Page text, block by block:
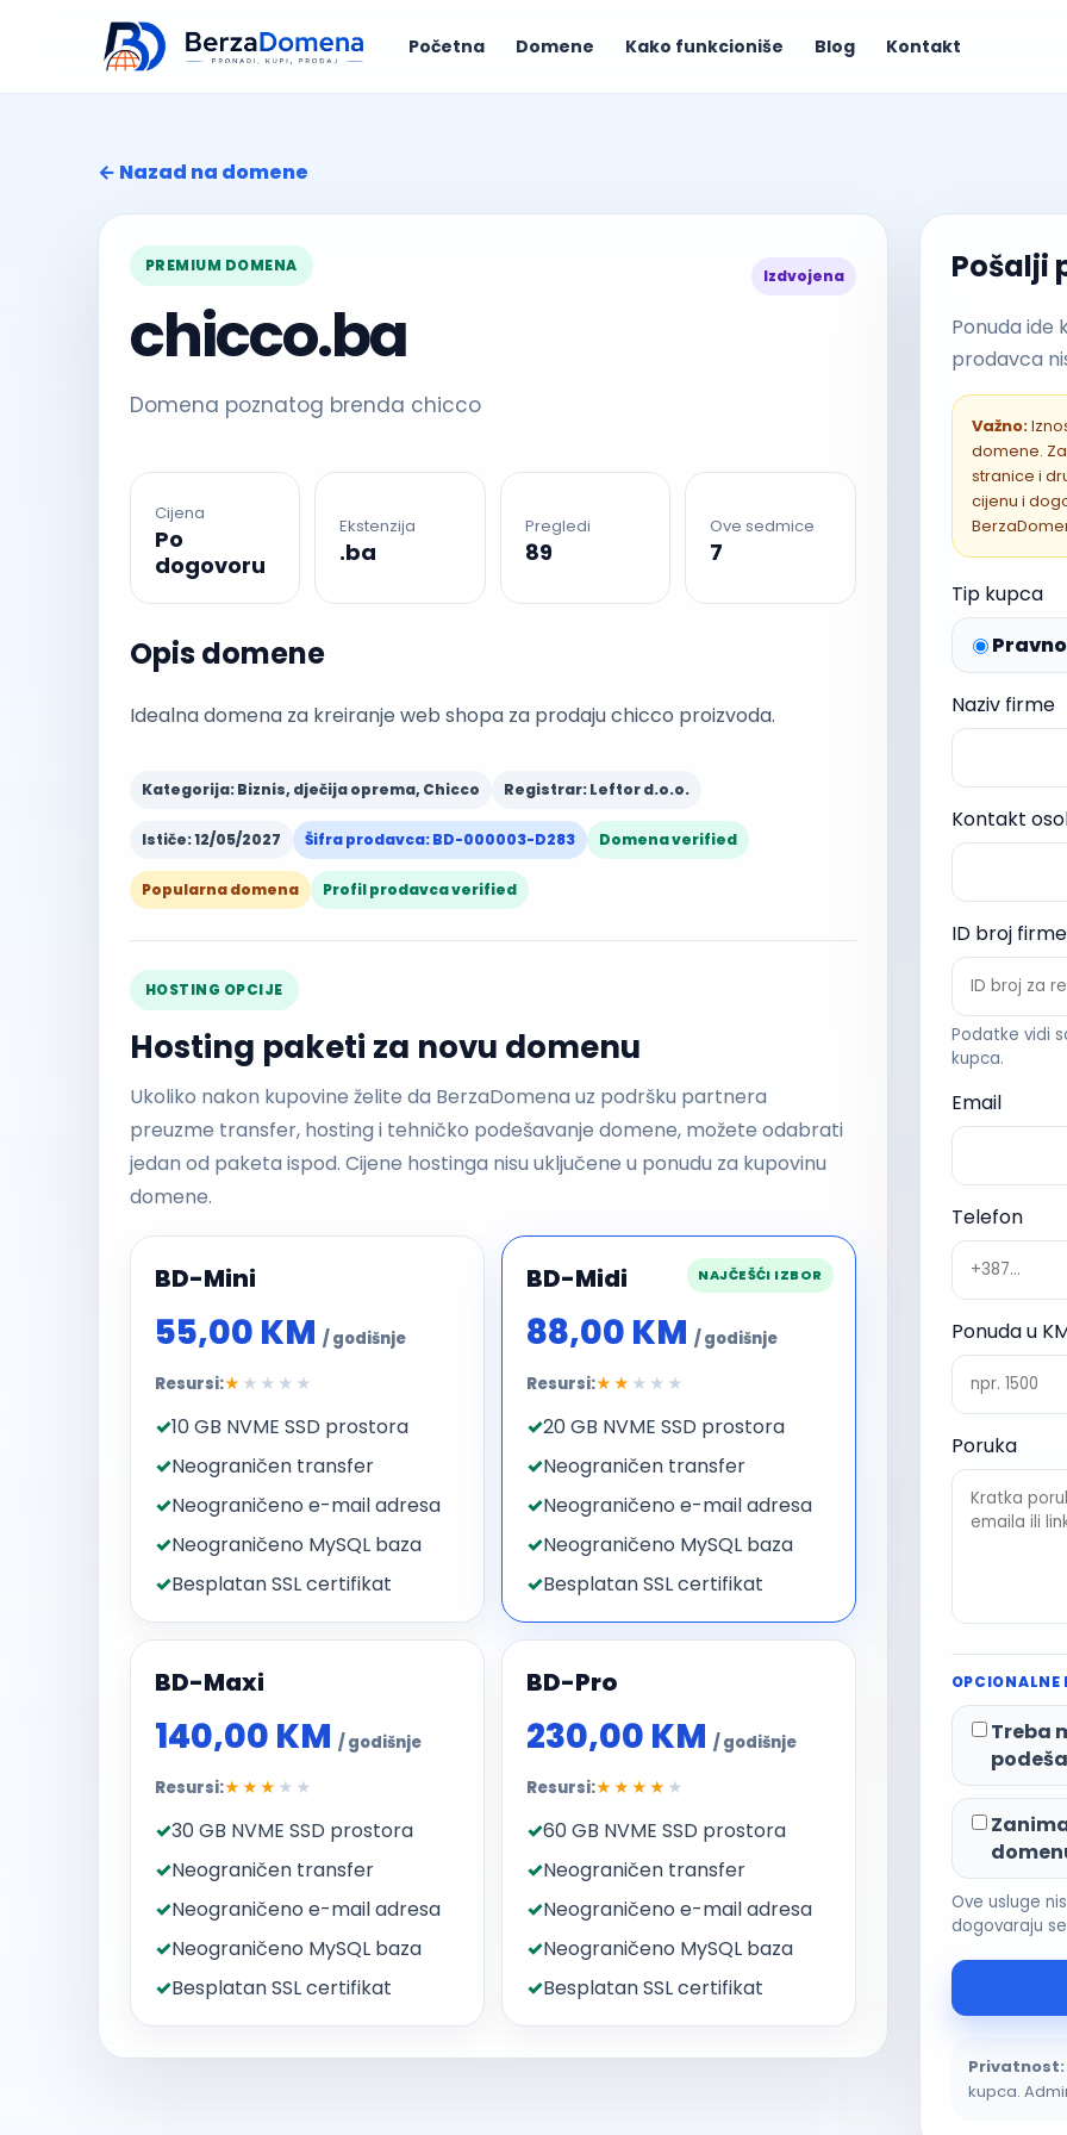
Početna Domene Kako funkcioniše Blog Kontakt
← Nazad na domene
PREMIUM DOMENA
chicco.ba
Domena poznatog brenda chicco
Izdvojena
Cijena
Po
dogovoru
Ekstenzija
.ba
Pregledi
89
Ove sedmice
7
Opis domene
Idealna domena za kreiranje web shopa za prodaju chicco proizvoda.
Kategorija: Biznis, dječija oprema, Chicco Registrar: Leftor d.o.o.
Ističe: 12/05/2027 Šifra prodavca: BD-000003-D283 Domena verified
Popularna domena Profil prodavca verified
HOSTING OPCIJE
Hosting paketi za novu domenu
Ukoliko nakon kupovine želite da BerzaDomena uz podršku partnera
preuzme transfer, hosting i tehničko podešavanje domene, možete odabrati
jedan od paketa ispod. Cijene hostinga nisu uključene u ponudu za kupovinu
domene.
BD-Mini
55,00 KM / godišnje
Resursi:★ ★★★★
10 GB NVME SSD prostora
Neograničen transfer
Neograničeno e-mail adresa
Neograničeno MySQL baza
Besplatan SSL certifikat
NAJČEŠĆI IZBOR
BD-Midi
88,00 KM / godišnje
Resursi:★★ ★★★
20 GB NVME SSD prostora
Neograničen transfer
Neograničeno e-mail adresa
Neograničeno MySQL baza
Besplatan SSL certifikat
BD-Maxi
140,00 KM / godišnje
Resursi:★★★ ★★
30 GB NVME SSD prostora
Neograničen transfer
Neograničeno e-mail adresa
Neograničeno MySQL baza
Besplatan SSL certifikat
BD-Pro
230,00 KM / godišnje
Resursi:★★★★ ★
60 GB NVME SSD prostora
Neograničen transfer
Neograničeno e-mail adresa
Neograničeno MySQL baza
Besplatan SSL certifikat
Pošalji
Ponuda ide
prodavca
Važno:
domene.
stranice i
cijenu i
Tip kupca
Naziv firme
Kontakt
ID broj firme
Podatke vidi
kupca.
Email
Telefon
Ponuda u
Poruka
OPCIONALNE
Treba
Ove usluge
dogovaraju
Privatnost:
kupca.